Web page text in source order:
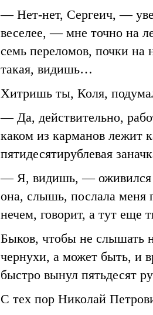
— Нет-нет, Сергеич, —
веселее, — мне точно на
семь переломов, почки на
такая, видишь…
Хитришь ты, Коля,
— Да, действительно,
каком из карманов лежит
пятидесятирублевая
— Я, видишь, — оживился
она, слышь, послала меня
нечем, говорит, а тут еще
Быков, чтобы не слышать
чернухи, а может быть, и
быстро вынул пятьдесят
С тех пор Николай